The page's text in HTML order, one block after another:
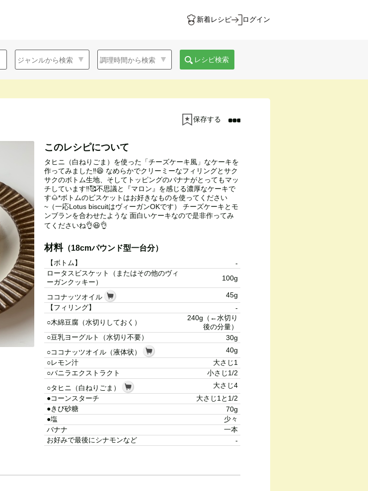
新着レシピ ログイン
レシピ検索
保存する
このレシピについて
タヒニ（白ねりごま）を使った「チーズケーキ風」なケーキを
作ってみました‼︎😆 なめらかでクリーミーなフィリングとサク
サクのボトム生地、そしてトッピングのバナナがとってもマッ
チしています‼︎🥰不思議と『マロン』を感じる濃厚なケーキで
す🌰*ボトムのビスケットはお好きなものを使ってください
~（一応Lotus biscuitはヴィーガンOKです） チーズケーキとモ
ンブランを合わせたような 面白いケーキなので是非作ってみ
てくださいね👌😆👌
材料（18cmパウンド型一台分）
【ボトム】
-
ロータスビスケット（またはその他のヴィ
ーガンクッキー）
100g
ココナッツオイル
45g
【フィリング】
-
○木綿豆腐（水切りしておく）
240g（←水切り
後の分量）
○豆乳ヨーグルト（水切り不要）
30g
○ココナッツオイル（液体状）
40g
○レモン汁
大さじ1
○バニラエクストラクト
小さじ1/2
○タヒニ（白ねりごま）
大さじ4
●コーンスターチ
大さじ1と1/2
●きび砂糖
70g
●塩
少々
バナナ
一本
お好みで最後にシナモンなど
-